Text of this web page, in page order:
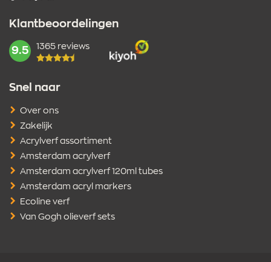
Klantbeoordelingen
mark:
9.5 1365 reviews
Snel naar
Over ons
Zakelijk
Acrylverf assortiment
Amsterdam acrylverf
Amsterdam acrylverf 120ml tubes
Amsterdam acryl markers
Ecoline verf
Van Gogh olieverf sets